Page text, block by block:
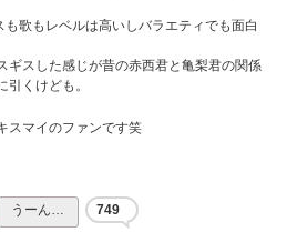
歌もレベルは高いしバラエティでも面白
ギスした感じが昔の赤西君と亀梨君の関係
引くけども。
スマイのファンです笑
うーん… 749